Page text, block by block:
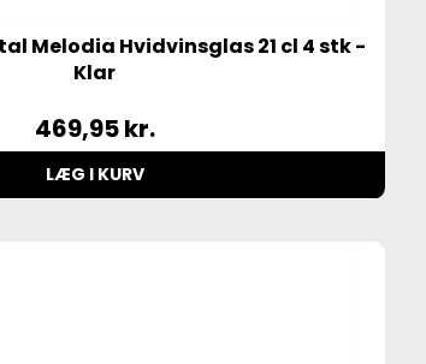
Melodia Hvidvinsglas 21 cl 4 stk -
Klar
469,95kr.
LÆG I KURV